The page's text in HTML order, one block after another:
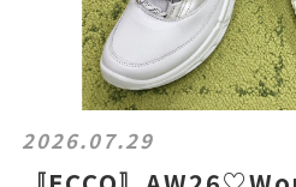
2026.07.29